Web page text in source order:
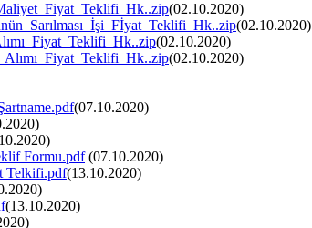
(02.10.2020)
(02.10.2020)
(02.10.2020)
(02.10.2020)
(07.10.2020)
Formu.pdf(07.10.2020)
Telkifi.pdf(13.10.2020)
(13.10.2020)